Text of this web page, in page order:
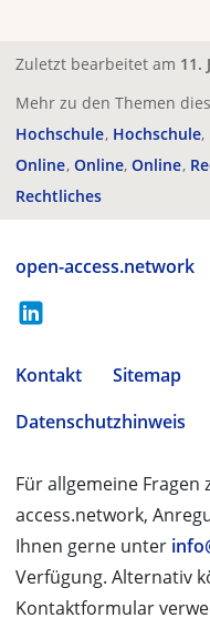
Zuletzt bearbeitet am 11.
Mehr zu den Themen
Hochschule Hochschule
Online Online Online
Rechtliches
open-access.network
Kontakt Sitemap
Datenschutzhinweis
Für allgemeine Fragen
access.network,
Ihnen gerne unter
Verfügung. Alternativ
Kontaktformular